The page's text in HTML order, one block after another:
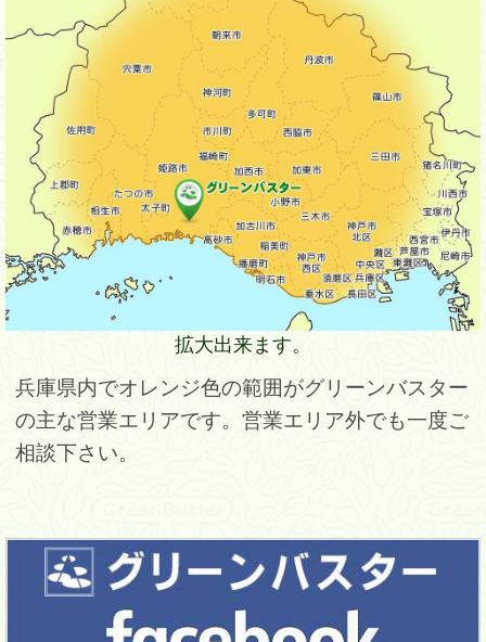
拡大出来ます。
兵庫県内でオレンジ色の範囲がグリーンバスター
の主な営業エリアです。営業エリア外でも一度ご
相談下さい。